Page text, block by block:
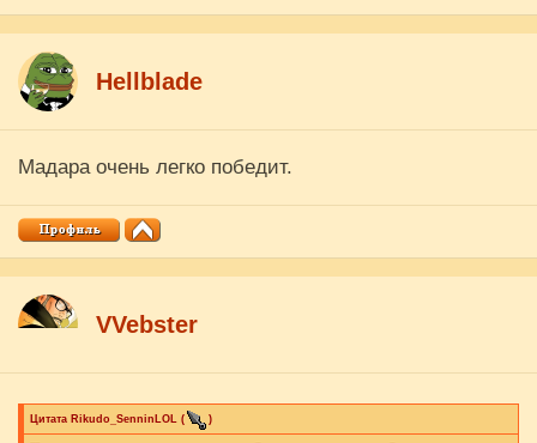
Hellblade
Мадара очень легко победит.
VVebster
Цитата Rikudo_SenninLOL ( )